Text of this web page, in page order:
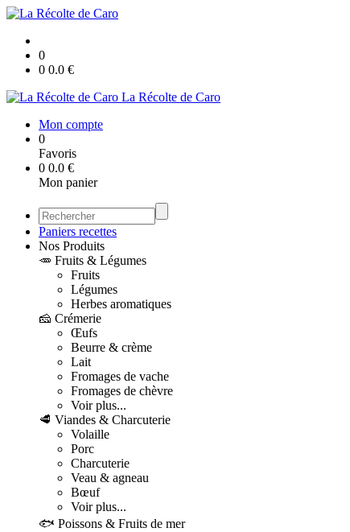
0
0 0.0 €
La Récolte de Caro
Mon compte
0
Favoris
0 0.0 €
Mon panier
Paniers recettes
Nos Produits
🥕 Fruits & Légumes
Fruits
Légumes
Herbes aromatiques
🧀 Crémerie
Œufs
Beurre & crème
Lait
Fromages de vache
Fromages de chèvre
Voir plus...
🥩 Viandes & Charcuterie
Volaille
Porc
Charcuterie
Veau & agneau
Bœuf
Voir plus...
🐟 Poissons & Fruits de mer